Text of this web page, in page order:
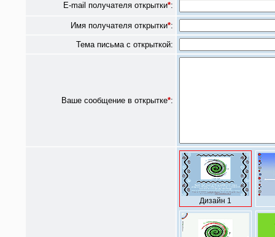
E-mail получателя открытки*:
Имя получателя открытки*:
Тема письма с открыткой:
Ваше сообщение в открытке*:
Дизайн 1